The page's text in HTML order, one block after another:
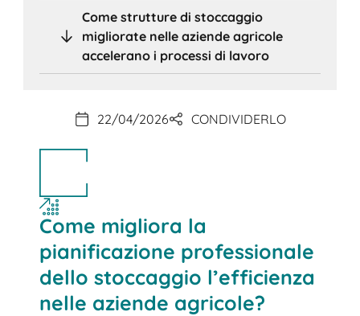
Come strutture di stoccaggio
migliorate nelle aziende agricole
accelerano i processi di lavoro
22/04/2026 CONDIVIDERLO
Come migliora la
pianificazione professionale
dello stoccaggio l’efficienza
nelle aziende agricole?